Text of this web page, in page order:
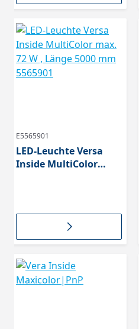
E5565901
LED-Leuchte Versa
Inside MultiColor